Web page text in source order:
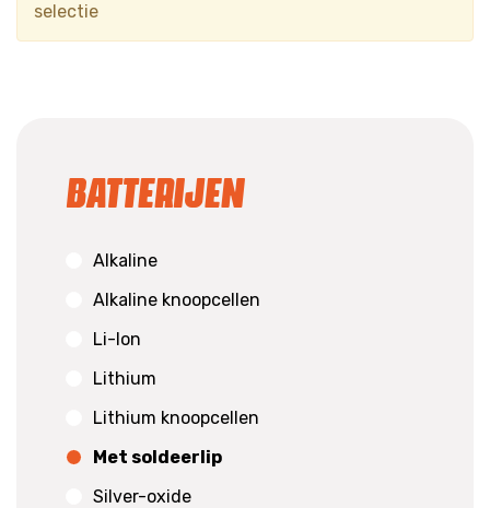
selectie
Batterijen
Alkaline
Alkaline knoopcellen
Li-Ion
Lithium
Lithium knoopcellen
Met soldeerlip
Silver-oxide